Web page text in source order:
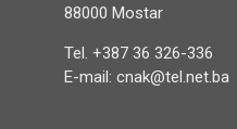
88000 Mostar
Tel. +387 36 326-336
E-mail: cnak@tel.net.ba